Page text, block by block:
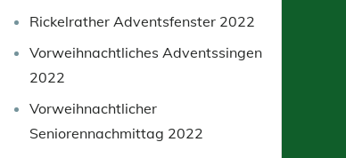
Rickelrather Adventsfenster 2022
Vorweihnachtliches Adventssingen
2022
Vorweihnachtlicher
Seniorennachmittag 2022